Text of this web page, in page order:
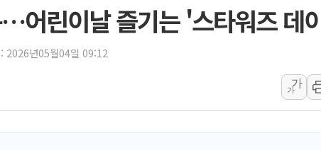
뉴욕증시 개장 전 특징주...아틀라시안
보훈부, 미 DPAA와 MOU… "6·25 미
특정 정치인 측근 포항시 정책특보 내정
李 "해남 태양광, 대한민국 다음 100
李 대통령, '6시간 마라톤 부동산 2차
트럼프, 中 겨냥 폴리실리콘 관세 15%
어린이날 즐기는 '스타워즈 데
2026년05월04일 09:12
가
가